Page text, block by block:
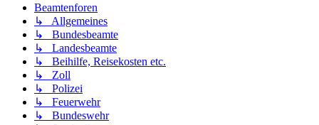
Beamtenforen
↳ Allgemeines
↳ Bundesbeamte
↳ Landesbeamte
↳ Beihilfe, Reisekosten etc.
↳ Zoll
↳ Polizei
↳ Feuerwehr
↳ Bundeswehr